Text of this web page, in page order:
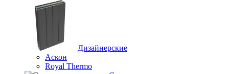
Дизайнерские
Аскон
Royal Thermo